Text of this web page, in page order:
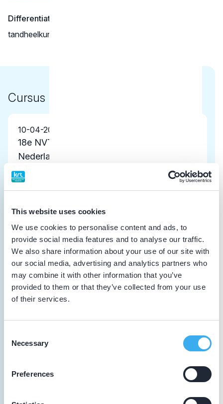
This website uses cookies
We use cookies to personalise content and ads, to
provide social media features and to analyse our traffic.
We also share information about your use of our site with
our social media, advertising and analytics partners who
may combine it with other information that you’ve
provided to them or that they’ve collected from your use
of their services.
Selection
Necessary
Preferences
Differentiatie erkend
tandheelkundige slaapgeneeskunde (NVTS erkend)
Cursus
10-04-2026
18e NVTS congres georaniseerd door de
Nederlandse Vereniging voor
Tandheelkundige Slaapgeneeskunde
(NVTS)
20-11-2025
IQual groep 221
Intercollegiaal overleg
09-10-2025
IQual groep 221
18-09-2025
Intercollegiaal overleg
04-04-2025